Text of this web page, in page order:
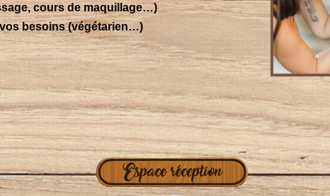
cours de maquillage…)
besoins (végétarien…)